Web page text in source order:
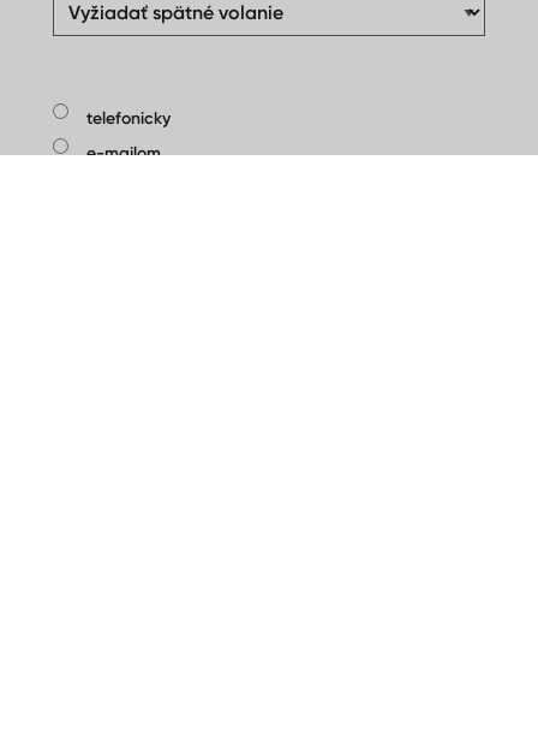
Kontaktujte
nás
telefonicky
e-mailom